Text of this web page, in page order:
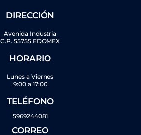
DIRECCIÓN
Avenida Industria
C.P. 55755 EDOMEX
HORARIO
Lunes a Viernes
9:00 a 17:00
TELÉFONO
5969244081
CORREO